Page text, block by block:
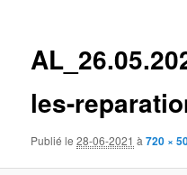
les-
Publié le28-06-2021 à720 ×